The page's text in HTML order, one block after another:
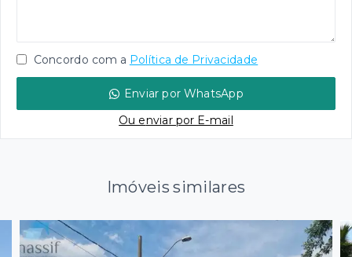
Concordo com a Política de Privacidade
Enviar por WhatsApp
Ou enviar por E-mail
Imóveis similares